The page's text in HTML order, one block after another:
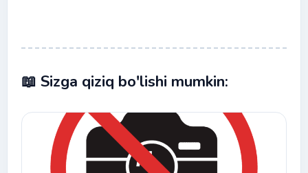
📖 Sizga qiziq bo'lishi mumkin: